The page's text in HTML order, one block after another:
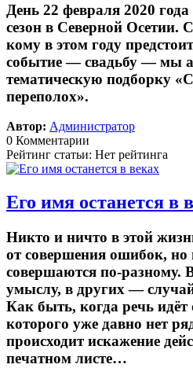
День 22 февраля 2020
сезон в Северной Осетии.
кому в этом году
событие — свадьбу — мы
тематическую подборку
переполох».
Автор: Администратор
0 Комментарии
Рейтинг статьи: Нет рейтинга
Его имя останется в
Никто и ничто в этой
от совершения ошибок, но
совершаются по-разному.
умыслу, в других —
Как быть, когда речь идёт
которого уже давно нет
происходит искажение
печатном листе…